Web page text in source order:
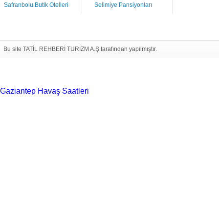
Safranbolu Butik Otelleri
Selimiye Pansiyonları
Bu site TATİL REHBERİ TURİZM A.Ş tarafından yapılmıştır.
Gaziantep Havaş Saatleri